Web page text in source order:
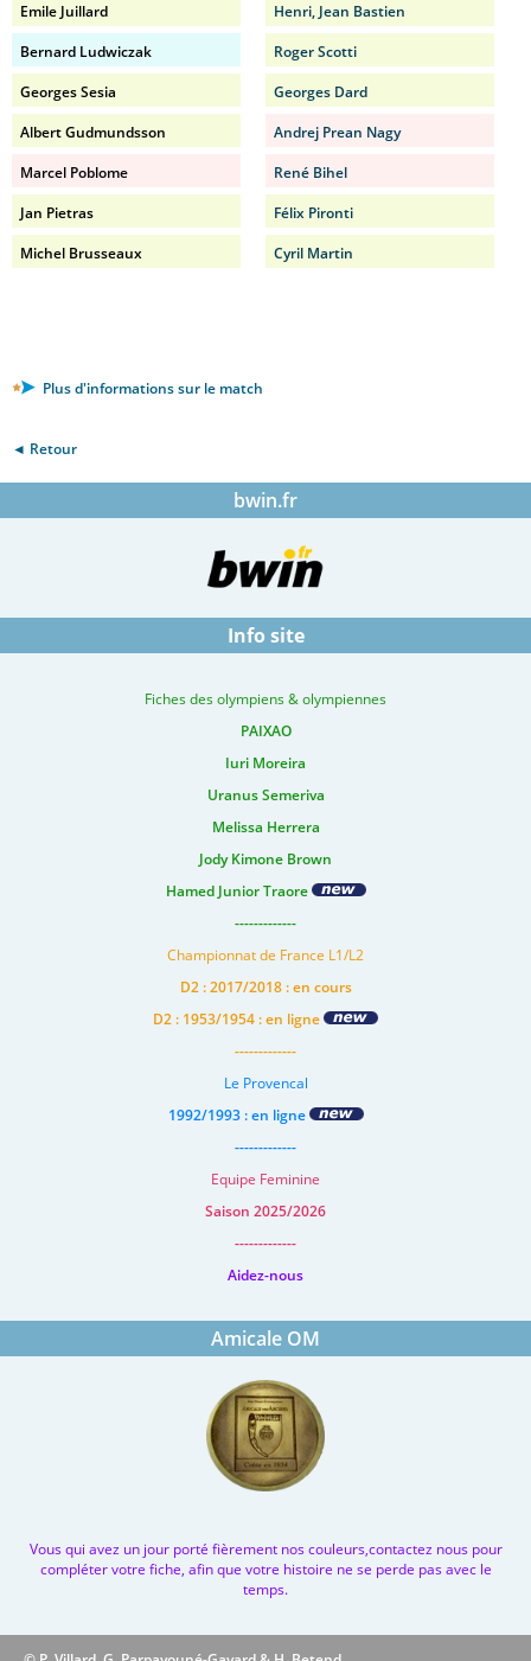
Emile Juillard
Bernard Ludwiczak
Georges Sesia
Albert Gudmundsson
Marcel Poblome
Jan Pietras
Michel Brusseaux
Henri, Jean Bastien
Roger Scotti
Georges Dard
Andrej Prean Nagy
René Bihel
Félix Pironti
Cyril Martin
Plus d'informations sur le match
◄ Retour
bwin.fr
Info site
Fiches des olympiens & olympiennes
PAIXAO
Iuri Moreira
Uranus Semeriva
Melissa Herrera
Jody Kimone Brown
Hamed Junior Traore
-------------
Championnat de France L1/L2
D2 : 2017/2018 : en cours
D2 : 1953/1954 : en ligne
-------------
Le Provencal
1992/1993 : en ligne
-------------
Equipe Feminine
Saison 2025/2026
-------------
Aidez-nous
Amicale OM
Vous qui avez un jour porté fièrement nos couleurs,contactez nous pour
compléter votre fiche, afin que votre histoire ne se perde pas avec le
temps.